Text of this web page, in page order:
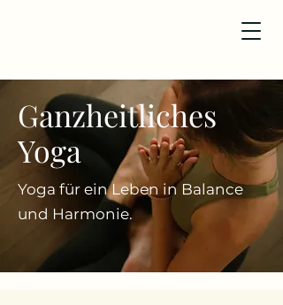
Ganzheitliches
Yoga
Yoga für ein Leben in Balance
und Harmonie.